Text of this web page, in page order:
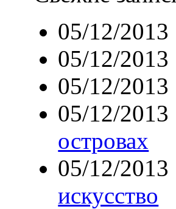
05/12/2013
05/12/2013
05/12/2013
05/12/2013
островах
05/12/2013
искусство